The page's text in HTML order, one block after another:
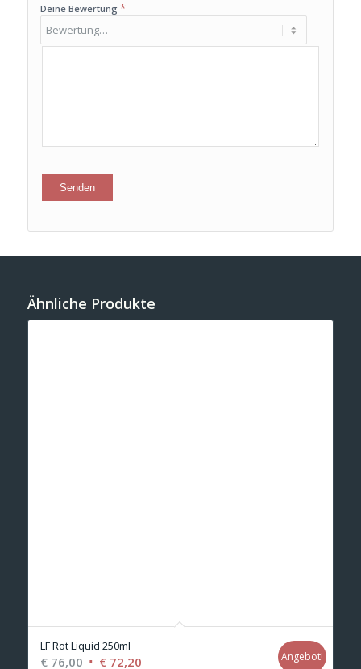
Deine Bewertung *
Ähnliche Produkte
LF Rot Liquid 250ml
€76,00 Ursprünglicher
€72,20Aktueller Angebot!